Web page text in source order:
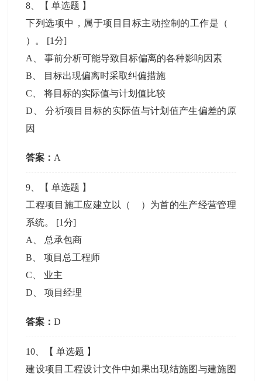
8 、【单选题 】
下列选项中，属于项目目标主动控制的工作是（
）。 [1分]
A
、事前分析可能导致目标偏离的各种影响因素
B
目标出现偏离时采取纠偏措施
C 、将目标的实际值与计划值比较
D 、分祈项目目标的实际值与计划值产生偏差的原
因
答案： A
9 、【单选题 】
工程项目施工应建立以（ ）为首的生产经营管理
系统。 [1分]
A
总承包商
B 、项目总工程师
C
业主
D 、项目经理
答案：D
10 、【单选题 】
建设项目工程设计文件中如果出现结施图与建施图